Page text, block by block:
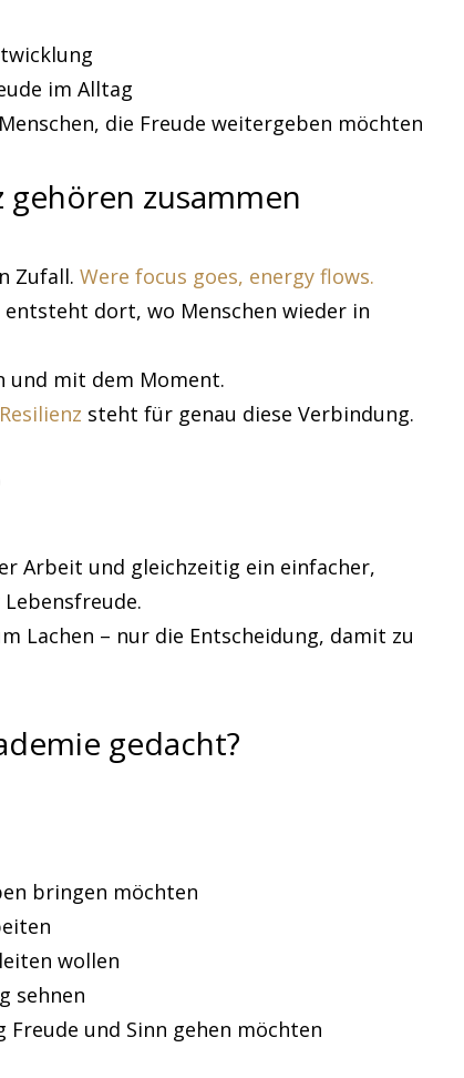
im Alltag
die Freude weitergeben möchten
gehören zusammen
Zufall. Were focus goes, energy flows.
dort, wo Menschen wieder in
und mit dem Moment.
steht für genau diese Verbindung.
Arbeit und gleichzeitig ein einfacher,
Lachen – nur die Entscheidung, damit zu
gedacht?
bringen möchten
wollen
sehnen
Freude und Sinn gehen möchten